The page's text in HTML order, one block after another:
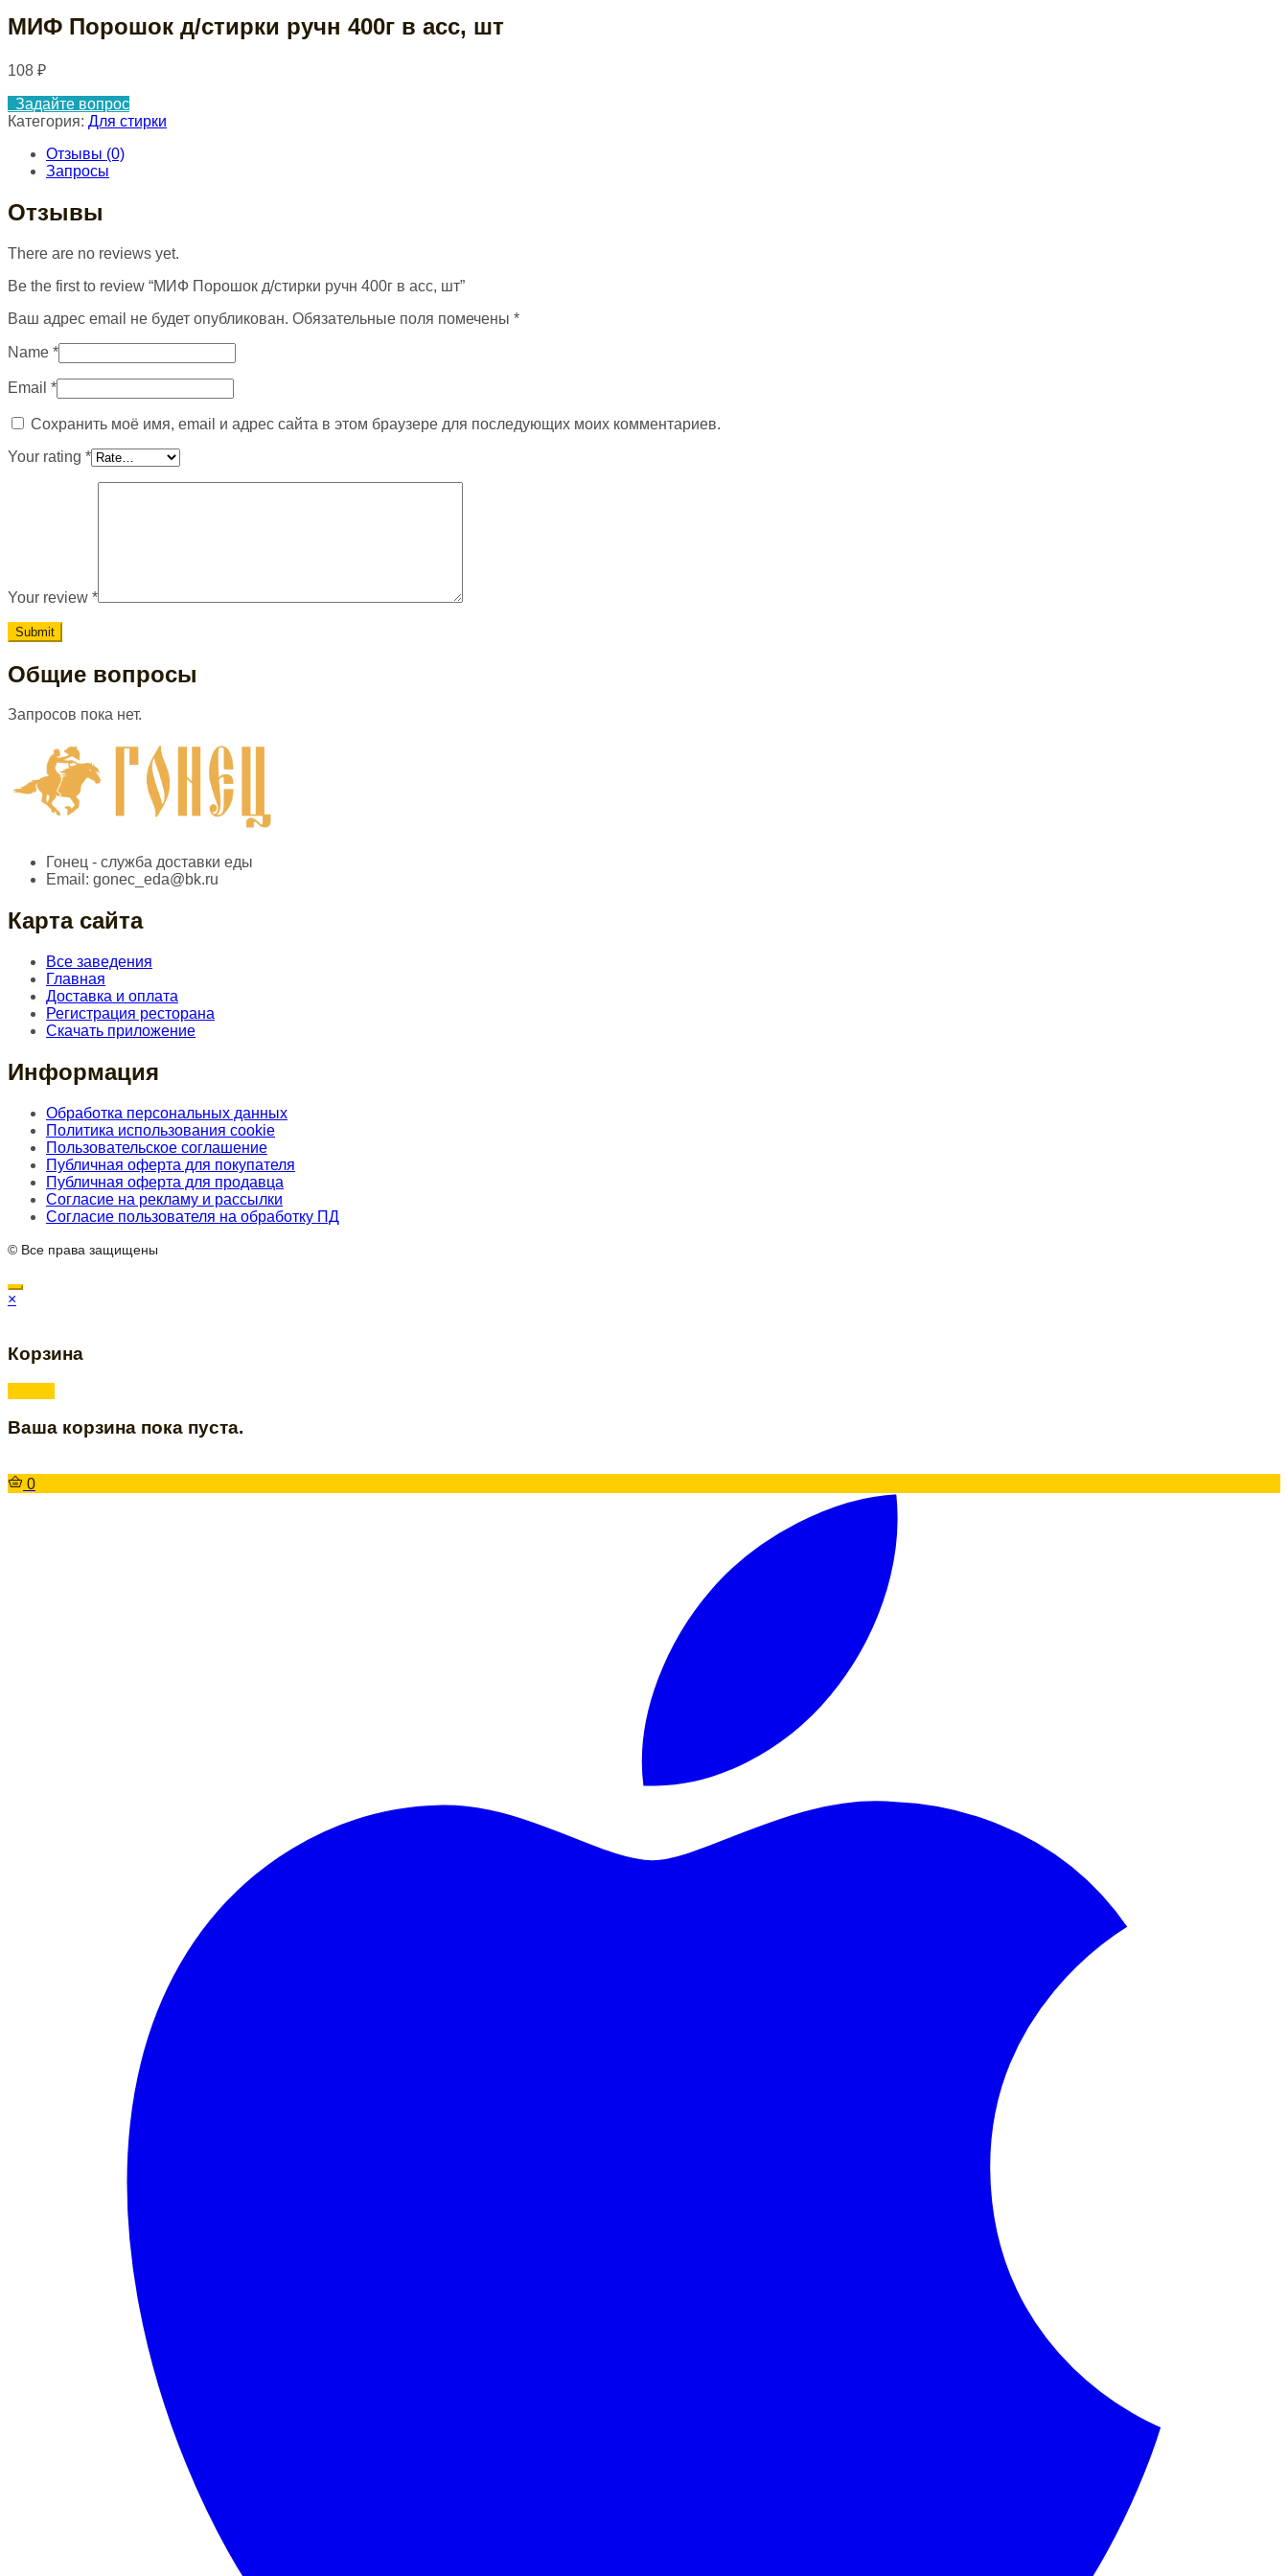
МИФ Порошок д/стирки ручн 400г в асс, шт
108 ₽
Задайте вопрос
Категория: Для стирки
Отзывы (0)
Запросы
Отзывы
There are no reviews yet.
Be the first to review “МИФ Порошок д/стирки ручн 400г в асс, шт”
Ваш адрес email не будет опубликован. Обязательные поля помечены *
Name *
Email *
Сохранить моё имя, email и адрес сайта в этом браузере для последующих моих комментариев.
Your rating *
Your review *
Общие вопросы
Запросов пока нет.
Гонец - служба доставки еды
Email: gonec_eda@bk.ru
Карта сайта
Все заведения
Главная
Доставка и оплата
Регистрация ресторана
Скачать приложение
Информация
Обработка персональных данных
Политика использования cookie
Пользовательское соглашение
Публичная оферта для покупателя
Публичная оферта для продавца
Согласие на рекламу и рассылки
Согласие пользователя на обработку ПД
© Все права защищены
×
Корзина
Ваша корзина пока пуста.
0